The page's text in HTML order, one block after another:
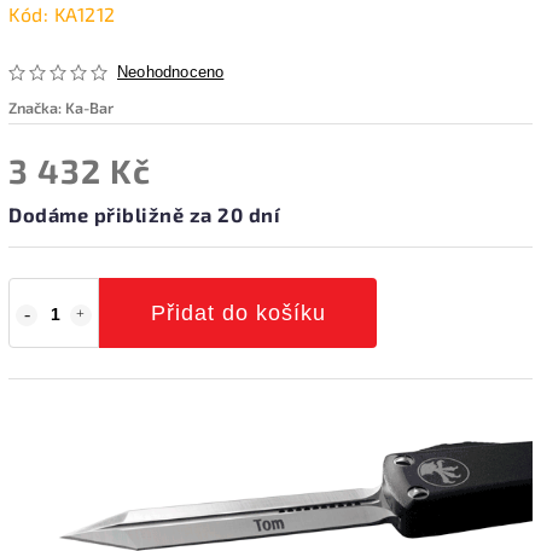
Kód: KA1212
Neohodnoceno
Značka: Ka-Bar
3 432 Kč
Dodáme přibližně za 20 dní
Přidat do košíku